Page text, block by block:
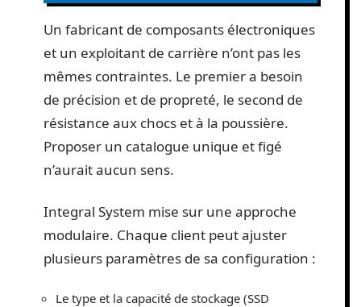
Un fabricant de composants électroniques
et un exploitant de carrière n’ont pas les
mêmes contraintes. Le premier a besoin
de précision et de propreté, le second de
résistance aux chocs et à la poussière.
Proposer un catalogue unique et figé
n’aurait aucun sens.
Integral System mise sur une approche
modulaire. Chaque client peut ajuster
plusieurs paramètres de sa configuration :
Le type et la capacité de stockage (SSD